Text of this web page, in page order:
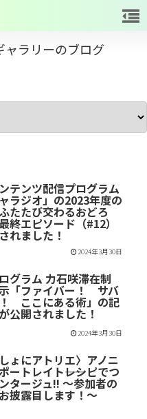
ャラリーのブログ
テンツ配信プログラム
ャラジオ」の2023年度の
たたび交わるおどろ
終エピソード（#12）
れました！
2024年3月30日
グラム 力石咲滞在制
「ファイバー！ サバ
ここにある術」の記
公開されました！
2024年3月30日
ょにアトリエ〉アノニ
ートレイト――レシピでつ
タージュ!! ～参加者の
披露目します！～